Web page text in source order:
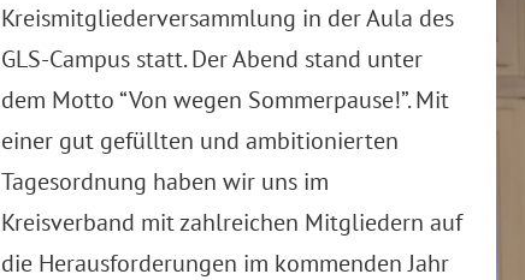
Kreismitgliederversammlung in der Aula des
GLS-Campus statt. Der Abend stand unter
dem Motto “Von wegen Sommerpause!”. Mit
einer gut gefüllten und ambitionierten
Tagesordnung haben wir uns im
Kreisverband mit zahlreichen Mitgliedern auf
die Herausforderungen im kommenden Jahr